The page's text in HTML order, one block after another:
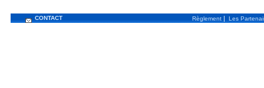
CONTACT Règlement | Les